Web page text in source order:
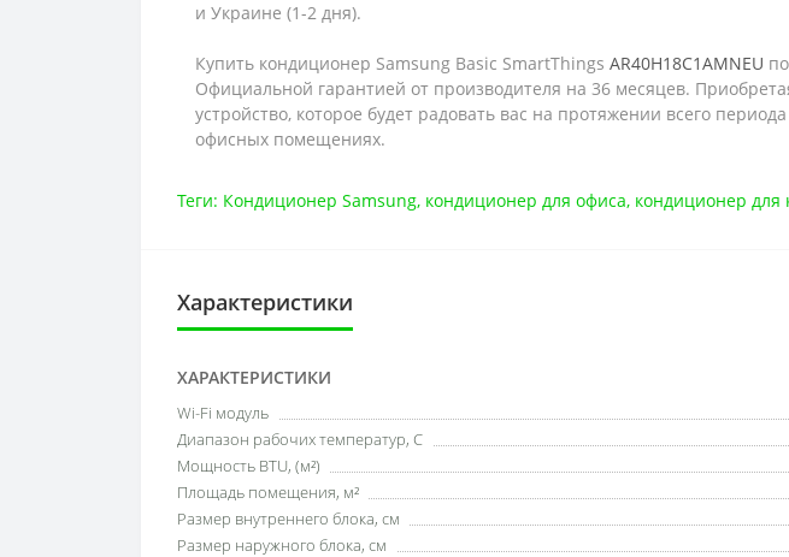
и Украине (1-2 дня).
Купить кондиционер Samsung Basic SmartThings AR40H18C1AMNEU
Официальной гарантией от производителя на 36 месяцев.
устройство, которое будет радовать вас на протяжении всего
офисных помещениях.
Теги: Кондиционер Samsung, кондиционер для офиса, кондиционер для
Характеристики
ХАРАКТЕРИСТИКИ
Wi-Fi модуль
Диапазон рабочих температур, С
Мощность BTU, (м²)
Площадь помещения, м²
Размер внутреннего блока, см
Размер наружного блока, см